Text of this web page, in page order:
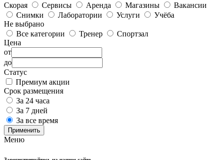
Скорая
Сервисы Аренда Магазины
Вакансии
Снимки
Лаборатории Услуги
Учёба
Не выбрано
Все категории
Тренер
Спортзал
Цена
от
до
Статус
Премиум акции
Срок размещения
За 24 часа
За 7 дней
За все время
Применить
Меню